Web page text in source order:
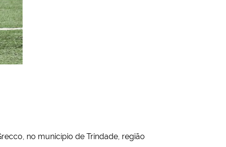
no município de Trindade, região